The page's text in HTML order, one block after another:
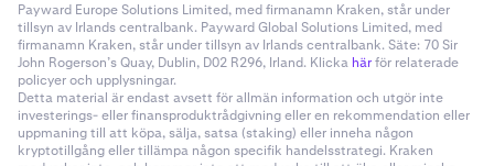
Payward Europe Solutions Limited, med firmanamn Kraken, står under
tillsyn av Irlands centralbank. Payward Global Solutions Limited, med
firmanamn Kraken, står under tillsyn av Irlands centralbank. Säte: 70 Sir
John Rogerson’s Quay, Dublin, D02 R296, Irland. Klicka härför relaterade
policyer och upplysningar.
Detta material är endast avsett för allmän information och utgör inte
investerings- eller finansproduktrådgivning eller en rekommendation eller
uppmaning till att köpa, sälja, satsa (staking) eller inneha någon
kryptotillgång eller tillämpa någon specifik handelsstrategi. Kraken